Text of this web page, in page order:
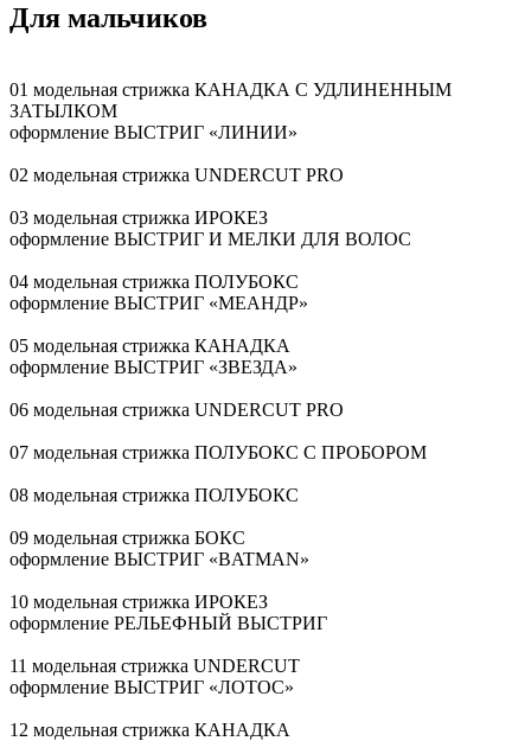
Для мальчиков
01 модельная стрижка КАНАДКА С УДЛИНЕННЫМ
ЗАТЫЛКОМ
оформление ВЫСТРИГ «ЛИНИИ»
02 модельная стрижка UNDERCUT PRO
03 модельная стрижка ИРОКЕЗ
оформление ВЫСТРИГ И МЕЛКИ ДЛЯ ВОЛОС
04 модельная стрижка ПОЛУБОКС
оформление ВЫСТРИГ «МЕАНДР»
05 модельная стрижка КАНАДКА
оформление ВЫСТРИГ «ЗВЕЗДА»
06 модельная стрижка UNDERCUT PRO
07 модельная стрижка ПОЛУБОКС С ПРОБОРОМ
08 модельная стрижка ПОЛУБОКС
09 модельная стрижка БОКС
оформление ВЫСТРИГ «BATMAN»
10 модельная стрижка ИРОКЕЗ
оформление РЕЛЬЕФНЫЙ ВЫСТРИГ
11 модельная стрижка UNDERCUT
оформление ВЫСТРИГ «ЛОТОС»
12 модельная стрижка КАНАДКА